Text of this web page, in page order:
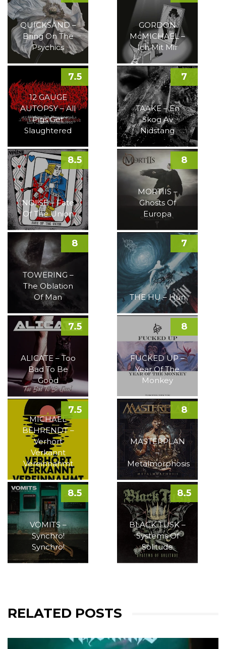
QUICKSAND –
Bring On The
Psychics
GORDON
McMICHAEL –
Ich Mit Mir
12 GAUGE
AUTOPSY – All
Pigs Get
Slaughtered
7.5
TAAKE – En
Skog Av
Nidstang
7
NOI!SE – Fate
Of The Union
8.5
MORTIIS –
Ghosts Of
Europa
8
TOWERING –
The Oblation
Of Man
8
THE HU – Hun
7
ALICATE – Too
Bad To Be
Good
7.5
FUCKED UP –
Year Of The
Monkey
8
MICHAEL
BEHRENDT –
Verhört
Verkannt
Vereinnahmt
7.5
MASTERPLAN
–
Metalmorphosis
8
VOMITS –
Synchro!
Synchro!
8.5
BLACK TUSK –
Systems Of
Solitude
8.5
RELATED POSTS